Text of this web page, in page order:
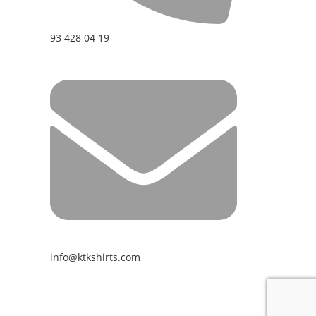
93 428 04 19
info@ktkshirts.com